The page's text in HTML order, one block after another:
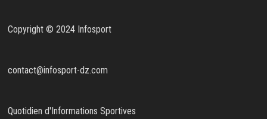
Copyright © 2024 Infosport
contact@infosport-dz.com
Quotidien d'Informations Sportives